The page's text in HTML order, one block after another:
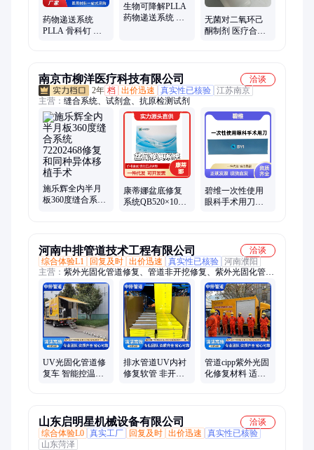
药物递送系统
PLLA 骨科钉 创
生物可降解PLLA
药物递送系统 创
无菌对二氧环己
酮制剂 医疗合规
南京市柳洋医疗科技有限公司
洽谈
2年 档 出价迅速 真实性已核验 江苏南京
主营： 缝合系统、试剂盒、抗原检测试剂
施乐辉全内半月
板360度缝合系统
康蒂娜盆底修复
系统QB520×100-
碧维一次性使用
眼科手术用刀
河南中排管道技术工程有限公司
洽谈
综合体验L1
回复及时 出价迅速 真实性已核验 河南濮阳
主营： 紫外光固化管道修复、管道非开挖修复、紫外光固化管道
修复软、紫外光固化车
UV光固化管道修
复车 智能控温紫
排水管道UV内衬
修复软管 非开挖
管道cipp紫外光固
化修复材料 适用
山东启明星机械设备有限公司
洽谈
综合体验L0 真实工厂 回复及时 出价迅速
真实性已核验
山东菏泽